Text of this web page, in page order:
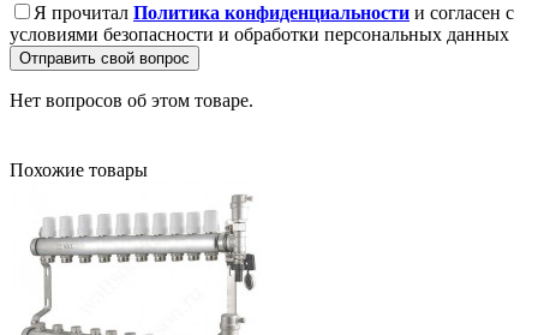
Я прочитал Политика конфиденциальности и согласен с
условиями безопасности и обработки персональных данных
Отправить свой вопрос
Нет вопросов об этом товаре.
Похожие товары